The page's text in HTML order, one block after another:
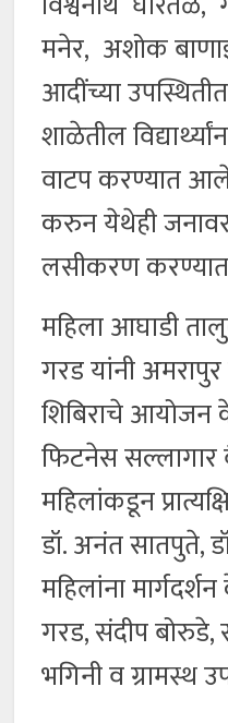
मनेर, अशोक
आदींच्या
शाळेतील
वाटप करण्यात
करुन येथेही
लसीकरण
महिला आघाडी
गरड यांनी
शिबिराचे
फिटनेस सल्लागार
महिलांकडून
डॉ. अनंत सातपुते,
महिलांना
गरड, संदीप बोरुडे,
भगिनी व ग्रामस्थ